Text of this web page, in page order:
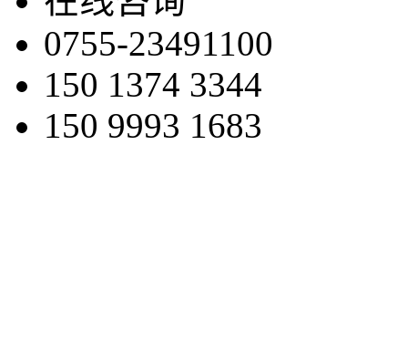
0755-23491100
150 1374 3344
150 9993 1683